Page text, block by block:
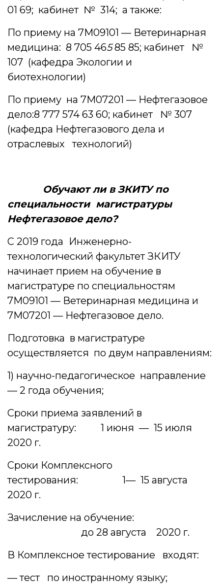
01 69; кабинет № 314; а также:
По приему на 7М09101 — Ветеринарная
медицина: 8 705 46585 85; кабинет №
107 (кафедра Экологии и
биотехнологии)
По приему на 7М07201 — Нефтегазовое
дело:8 777 574 63 60; кабинет № 307
(кафедра Нефтегазового дела и
отраслевых технологий)
Обучают ли в ЗКИТУ по
специальности магистратуры
Нефтегазовое дело?
С 2019 года Инженерно-
технологический факультет ЗКИТУ
начинает прием на обучение в
магистратуре по специальностям
7М09101 — Ветеринарная медицина и
7М07201 — Нефтегазовое дело.
Подготовка в магистратуре
осуществляется по двум направлениям:
1) научно-педагогическое направление
— 2 года обучения;
Сроки приема заявлений в
магистратуру: 1 июня — 15 июля
2020 г.
Сроки Комплексного
тестирования: 1— 15 августа
2020 г.
Зачисление на обучение:
до 28 августа 2020 г.
В Комплексное тестирование входят:
— тест по иностранному языку;